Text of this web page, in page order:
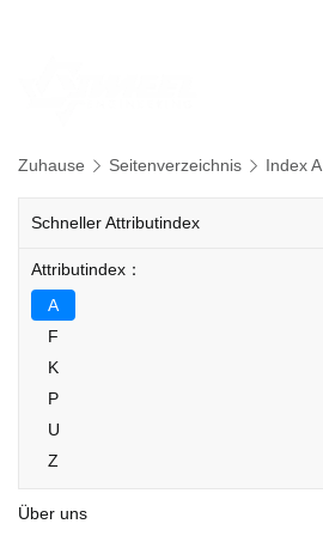
Zuhause Seitenverzeichnis Index A
Schneller Attributindex
Attributindex：
A
F
K
P
U
Z
Über uns